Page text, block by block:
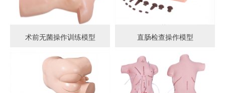
术前无菌操作训练模型 直肠检查操作模型